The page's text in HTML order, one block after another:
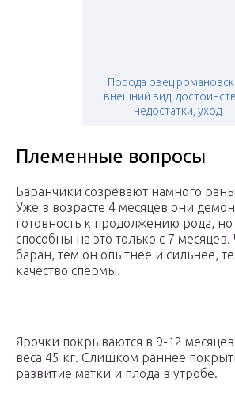
Порода овец
внешний вид,
недостатки, уход
Племенные вопросы
Баранчики созревают намного
Уже в возрасте 4 месяцев они
готовность к продолжению рода,
способны на это только с 7
баран, тем он опытнее и сильнее,
качество спермы.
Ярочки покрываются в 9-12
веса 45 кг. Слишком раннее
развитие матки и плода в утробе.